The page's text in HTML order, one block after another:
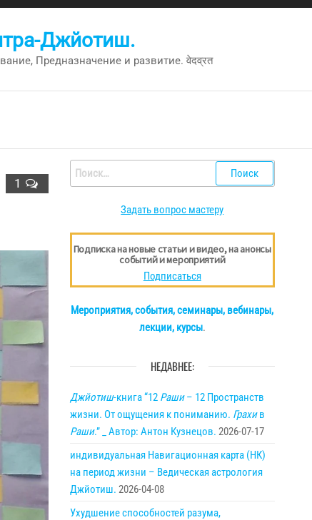
Джйотиш.
Предназначение и развитие. वेदव्रत
1
Найти:
Задать вопрос мастеру
Подписка на новые статьи и видео, на анонсы
событий и мероприятий
Подписаться
Мероприятия, события, семинары, вебинары,
лекции, курсы.
НЕДАВНЕЕ:
Джйотиш-книга “12 Раши– 12 Пространств
жизни. От ощущения к пониманию. Грахив
Раши.” _ Автор: Антон Кузнецов. 2026-07-17
индивидуальная Навигационная карта (НК)
на период жизни – Ведическая астрология
Джйотиш. 2026-04-08
Ухудшение способностей разума,